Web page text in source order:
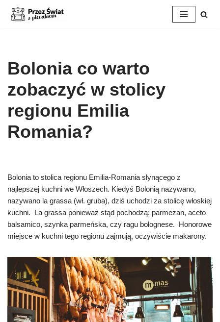
Bolonia co warto
zobaczyć w stolicy
regionu Emilia
Romania?
Bolonia to stolica regionu Emilia-Romania słynącego z
najlepszej kuchni we Włoszech. Kiedyś Bolonią nazywano,
nazywano la grassa (wł. gruba), dziś uchodzi za stolicę włoskiej
kuchni. La grassa ponieważ stąd pochodzą: parmezan, aceto
balsamico, szynka parmeńska, czy ragu bolognese. Honorowe
miejsce w kuchni tego regionu zajmują, oczywiście makarony.